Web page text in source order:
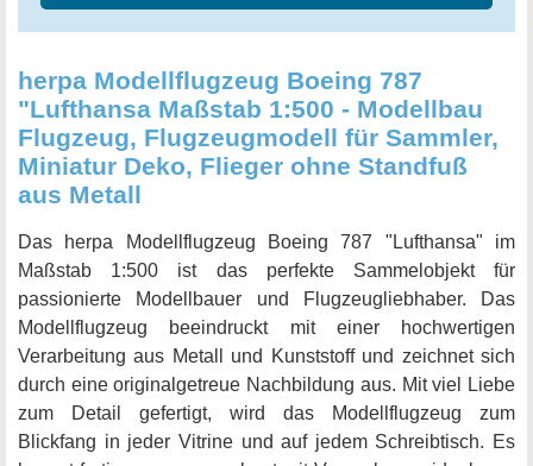
herpa Modellflugzeug Boeing 787
"Lufthansa Maßstab 1:500 - Modellbau
Flugzeug, Flugzeugmodell für Sammler,
Miniatur Deko, Flieger ohne Standfuß
aus Metall
Das herpa Modellflugzeug Boeing 787 "Lufthansa" im
Maßstab 1:500 ist das perfekte Sammelobjekt für
passionierte Modellbauer und Flugzeugliebhaber. Das
Modellflugzeug beeindruckt mit einer hochwertigen
Verarbeitung aus Metall und Kunststoff und zeichnet sich
durch eine originalgetreue Nachbildung aus. Mit viel Liebe
zum Detail gefertigt, wird das Modellflugzeug zum
Blickfang in jeder Vitrine und auf jedem Schreibtisch. Es